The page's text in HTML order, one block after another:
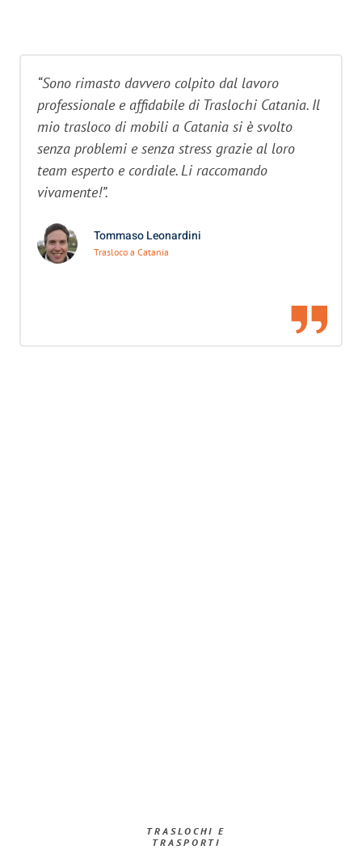
“Sono rimasto davvero colpito dal lavoro
professionale e affidabile di Traslochi Catania. Il
mio trasloco di mobili a Catania si è svolto
senza problemi e senza stress grazie al loro
team esperto e cordiale. Li raccomando
vivamente!”.
Tommaso Leonardini
Trasloco a Catania
TRASLOCHI E
TRASPORTI​